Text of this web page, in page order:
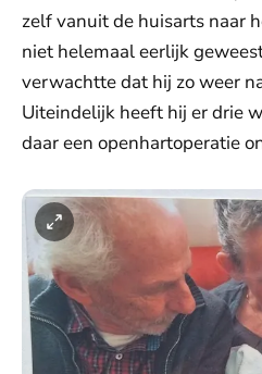
zelf vanuit de huisarts naar
niet helemaal eerlijk
verwachtte dat hij zo weer
Uiteindelijk heeft hij er drie
daar een openhartoperatie